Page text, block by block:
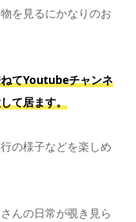
を見るにかなりのお
てYoutubeチャンネ
て居ます。
の様子などを楽しめ
んの日常が覗き見ら